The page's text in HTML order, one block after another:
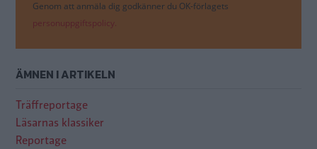
Genom att anmäla dig godkänner du OK-förlagets
personuppgiftspolicy.
ÄMNEN I ARTIKELN
Träffreportage
Läsarnas klassiker
Reportage